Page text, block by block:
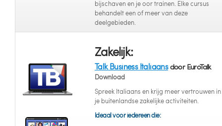
bijschaven en je oor trainen. Elke cursus
behandelt een of meer van deze
deelgebieden.
Zakelijk:
Talk Business Italiaansdoor EuroTalk
Download
Spreek Italiaans en krijg meer vertrouwen in
je buitenlandse zakelijke activiteiten.
Ideaal voor iedereen die: